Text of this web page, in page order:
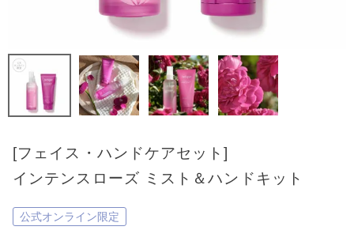
[フェイス・ハンドケアセット]
インテンスローズ ミスト＆ハンドキット
公式オンライン限定